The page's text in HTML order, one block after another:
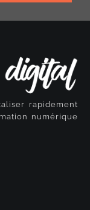
rapidement
numérique